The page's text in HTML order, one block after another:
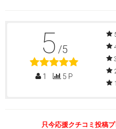
5 /5
1 5 P
1
只今応援クチコミ投稿